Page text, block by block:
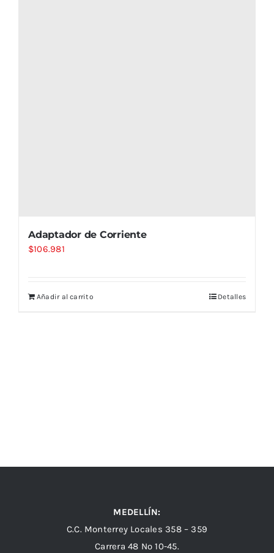
Adaptador de Corriente
$106.981
Añadir al carrito Detalles
MEDELLÍN:
C.C. Monterrey Locales 358 – 359
Carrera 48 Nº 10-45.